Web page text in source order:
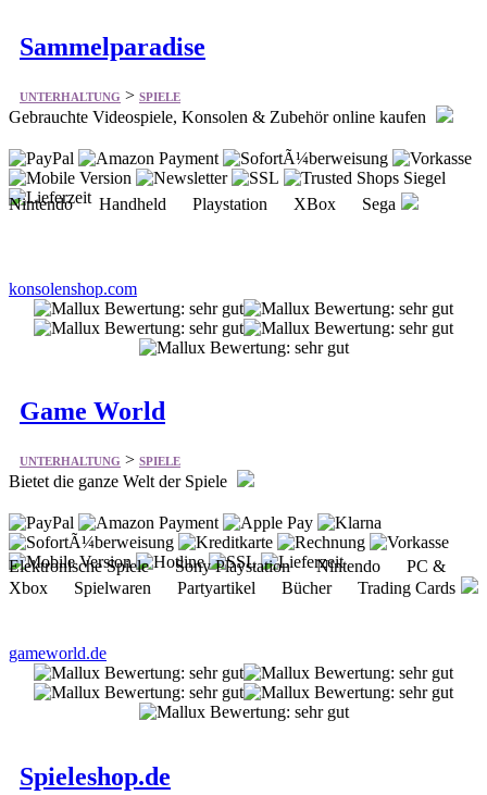
Sammelparadise
UNTERHALTUNG > SPIELE
Gebrauchte Videospiele, Konsolen & Zubehör online kaufen
Nintendo Handheld Playstation XBox Sega
konsolenshop.com
Game World
UNTERHALTUNG > SPIELE
Bietet die ganze Welt der Spiele
Elektronische Spiele Sony Playstation Nintendo PC &
Xbox Spielwaren Partyartikel Bücher Trading Cards
gameworld.de
Spieleshop.de